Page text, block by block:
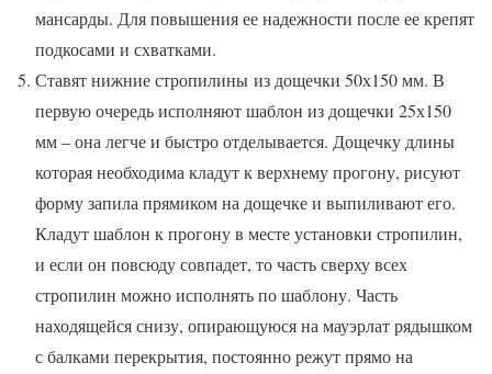
мансарды. Для повышения ее надежности после ее крепят
подкосами и схватками.
Ставят нижние стропилины из дощечки 50х150 мм. В
первую очередь исполняют шаблон из дощечки 25х150
мм – она легче и быстро отделывается. Дощечку длины
которая необходима кладут к верхнему прогону, рисуют
форму запила прямиком на дощечке и выпиливают его.
Кладут шаблон к прогону в месте установки стропилин,
и если он повсюду совпадет, то часть сверху всех
стропилин можно исполнять по шаблону. Часть
находящейся снизу, опирающуюся на мауэрлат рядышком
с балками перекрытия, постоянно режут прямо на